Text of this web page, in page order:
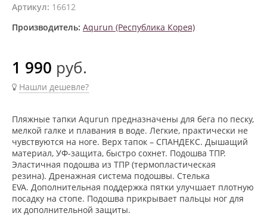
Артикул: 16612
Производитель: Aqurun (Республика Корея)
1 990 руб.
Нашли дешевле?
Пляжные тапки Aqurun предназначены для бега по песку,
мелкой галке и плавания в воде. Легкие, практически не
чувствуются на ноге. Верх тапок – СПАНДЕКС. Дышащий
материал, УФ-защита, быстро сохнет. Подошва ТПР.
Эластичная подошва из ТПР (термопластическая
резина). Дренажная система подошвы. Стелька
EVA. Дополнительная поддержка пятки улучшает плотную
посадку на стопе. Подошва прикрывает пальцы ног для
их дополнительной защиты.